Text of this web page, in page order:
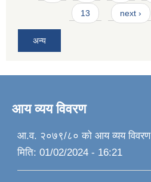
13 next ›
अन्य
आय व्यय विवरण
आ.व. २०७९/८० को आय व्यय विवरण
मिति: 01/02/2024 - 16:21